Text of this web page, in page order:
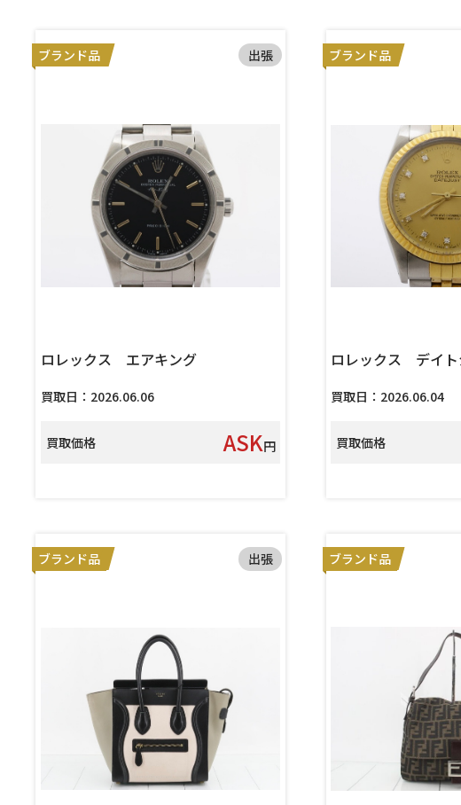
ブランド品 出張
ロレックス エアキング
買取日：2026.06.06
買取価格 ASK円
ブランド品
ロレックス デイト
買取日：2026.06.04
買取価格
ブランド品 出張 ブランド品